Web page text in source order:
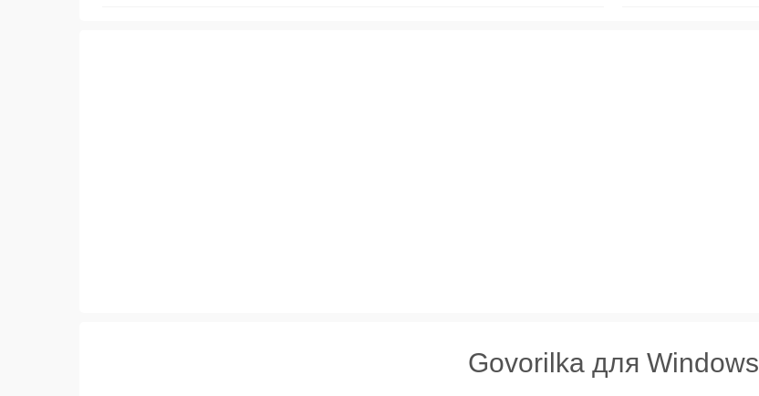
Govorilka для Windows